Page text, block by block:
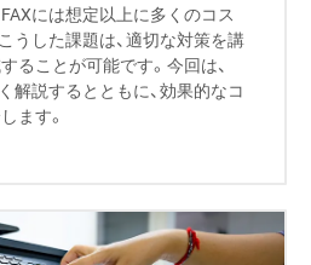
には想定以上に多くのコス
うした課題は、適切な対策を講
ることが可能です。今回は、
解説するとともに、効果的なコ
ます。